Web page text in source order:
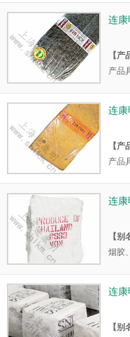
下）
进口
连康
【产
产品
艺要
增
可用
连康
【产
产品
求，
产
可用
连康
【别
烟胶
工艺
级别
连康
【别